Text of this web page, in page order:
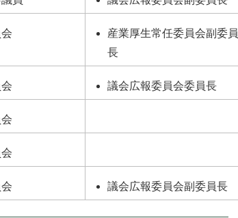
産業厚生常任委員会副委員
長
議会広報委員会委員長
議会広報委員会副委員長